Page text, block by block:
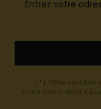
(*) Offre valable
Conditions